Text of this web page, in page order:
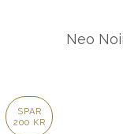
Neo
SPAR
200 KR